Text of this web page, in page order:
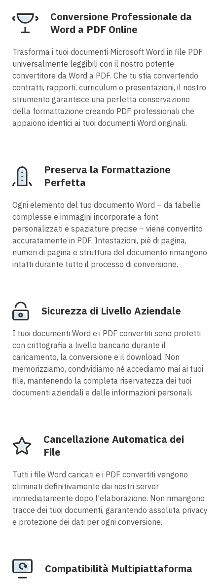
Conversione Professionale da
Word a PDF Online
Trasforma i tuoi documenti Microsoft Word in file PDF
universalmente leggibili con il nostro potente
convertitore da Word a PDF. Che tu stia convertendo
contratti, rapporti, curriculum o presentazioni, il nostro
strumento garantisce una perfetta conservazione
della formattazione creando PDF professionali che
appaiono identici ai tuoi documenti Word originali.
Preserva la Formattazione
Perfetta
Ogni elemento del tuo documento Word – da tabelle
complesse e immagini incorporate a font
personalizzati e spaziature precise – viene convertito
accuratamente in PDF. Intestazioni, piè di pagina,
numeri di pagina e struttura del documento rimangono
intatti durante tutto il processo di conversione.
Sicurezza di Livello Aziendale
I tuoi documenti Word e i PDF convertiti sono protetti
con crittografia a livello bancario durante il
caricamento, la conversione e il download. Non
memorizziamo, condividiamo né accediamo mai ai tuoi
file, mantenendo la completa riservatezza dei tuoi
documenti aziendali e delle informazioni personali.
Cancellazione Automatica dei
File
Tutti i file Word caricati e i PDF convertiti vengono
eliminati definitivamente dai nostri server
immediatamente dopo l'elaborazione. Non rimangono
tracce dei tuoi documenti, garantendo assoluta privacy
e protezione dei dati per ogni conversione.
Compatibilità Multipiattaforma